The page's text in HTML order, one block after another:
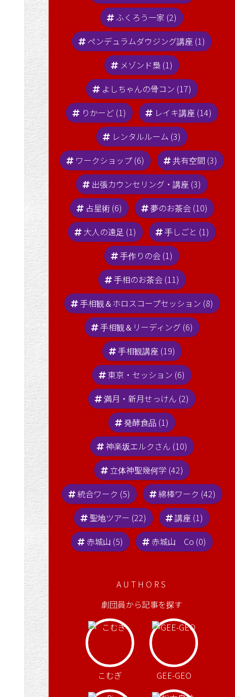
ふくろう一家 (2)
ペンデュラムダウジング講座 (1)
メゾンド梟 (1)
よしちゃんの骨コン (17)
りかーど (1)
レイキ講座 (14)
レンタルルーム (3)
ワークショップ (6)
共有空間 (3)
出張カウンセリング・講座 (3)
占星術 (6)
夢のお茶会 (10)
大人の遠足 (1)
手しごと (1)
手作りの会 (1)
手相のお茶会 (11)
手相観＆ホロスコープセッション (8)
手相観＆リーディング (6)
手相観講座 (19)
東京・セッション (6)
満月・新月せっけん (2)
発酵食品 (1)
神楽坂エルクさん (10)
立体神聖幾何学 (42)
統合ワーク (5)
綿棒ワーク (42)
聖地ツアー (22)
講座 (1)
赤城山 (5)
赤城山 Co (0)
AUTHORS
劇団員から記事を探す
こむぎ GEE-GEO